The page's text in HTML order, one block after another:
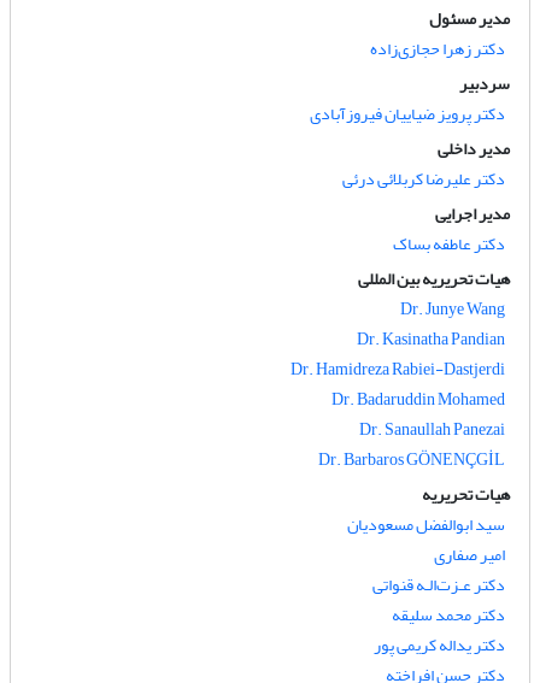
مدیر مسئول
دکتر زهرا حجازی‌زاده
سردبیر
دکتر پرویز ضیاییان فیروزآبادی
مدیر داخلی
دکتر علیرضا کربلائی درئی
مدیر اجرایی
دکتر عاطفه بساک
هیات تحریریه بین المللی
Dr. Junye Wang
Dr. Kasinatha Pandian
Dr. Hamidreza Rabiei-Dastjerdi
Dr. Badaruddin Mohamed
Dr. Sanaullah Panezai
Dr. Barbaros GÖNENÇGİL
هیات تحریریه
سید ابوالفضل مسعودیان
امیر صفاری
دکتر عـزت‌الـه قنواتی
دکتر محمد سلیقه
دکتر یداله کریمی پور
دکتر حسن افراخته